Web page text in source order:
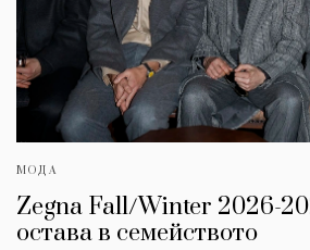
МОДА
Zegna Fall/Winter 2026-
остава в семейството